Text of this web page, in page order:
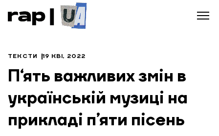
ТЕКСТИ 19 КВІ, 2022
П‘ять важливих змін в
українській музиці на
прикладі п’яти пісень